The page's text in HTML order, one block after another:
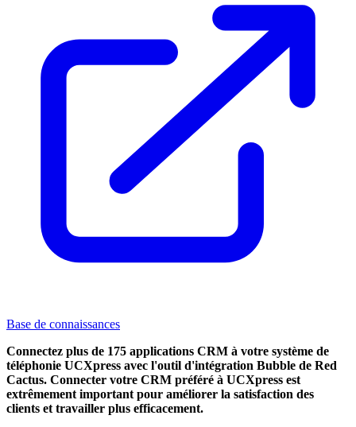
Base de connaissances
Connectez plus de 175 applications CRM à votre système de
téléphonie UCXpress avec l'outil d'intégration Bubble de Red
Cactus. Connecter votre CRM préféré à UCXpress est
extrêmement important pour améliorer la satisfaction des
clients et travailler plus efficacement.